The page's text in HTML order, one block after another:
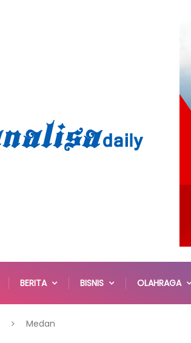
BERITA BISNIS OLAHRAGA
Medan